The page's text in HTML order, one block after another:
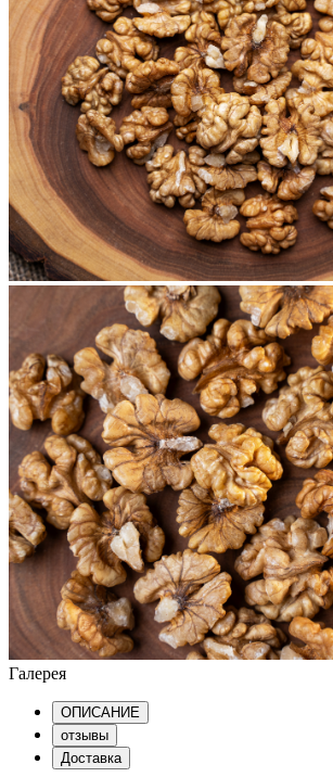
Галерея
ОПИСАНИЕ
отзывы
Доставка